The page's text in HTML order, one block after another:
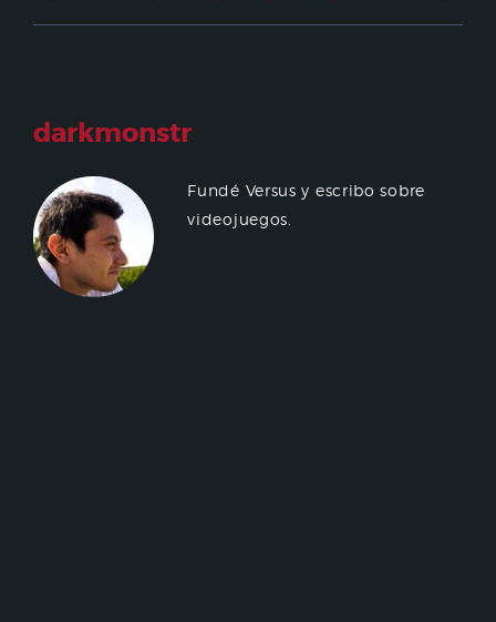
darkmonstr
Fundé Versus y escribo sobre
videojuegos.